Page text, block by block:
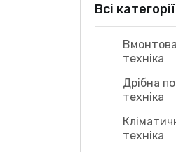
Всі категорії
техніка
Дрібна
техніка
техніка